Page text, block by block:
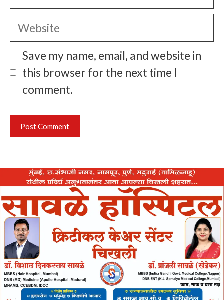
Website
Save my name, email, and website in
this browser for the next time I
comment.